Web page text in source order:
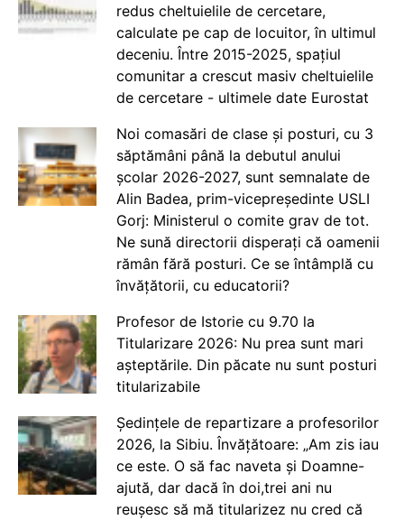
redus cheltuielile de cercetare,
calculate pe cap de locuitor, în ultimul
deceniu. Între 2015-2025, spațiul
comunitar a crescut masiv cheltuielile
de cercetare - ultimele date Eurostat
Noi comasări de clase și posturi, cu 3
săptămâni până la debutul anului
școlar 2026-2027, sunt semnalate de
Alin Badea, prim-vicepreședinte USLI
Gorj: Ministerul o comite grav de tot.
Ne sună directorii disperați că oamenii
rămân fără posturi. Ce se întâmplă cu
învățătorii, cu educatorii?
Profesor de Istorie cu 9.70 la
Titularizare 2026: Nu prea sunt mari
așteptările. Din păcate nu sunt posturi
titularizabile
Ședințele de repartizare a profesorilor
2026, la Sibiu. Învățătoare: „Am zis iau
ce este. O să fac naveta și Doamne-
ajută, dar dacă în doi,trei ani nu
reușesc să mă titularizez nu cred că